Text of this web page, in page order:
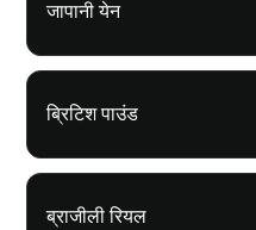
जापानी येन
ब्रिटिश पाउंड
ब्राजीली रियल